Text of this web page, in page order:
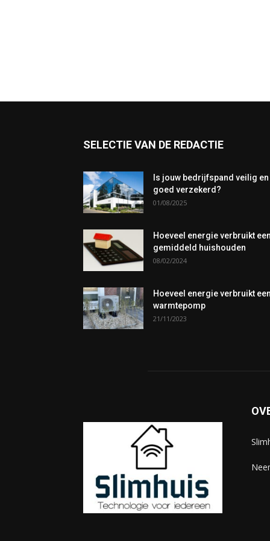
SELECTIE VAN DE REDACTIE
Is jouw bedrijfspand veilig en
goed verzekerd?
01/08/2025
Hoeveel energie verbruikt een
gemiddeld huishouden
08/02/2024
Hoeveel energie verbruikt een
warmtepomp
21/11/2023